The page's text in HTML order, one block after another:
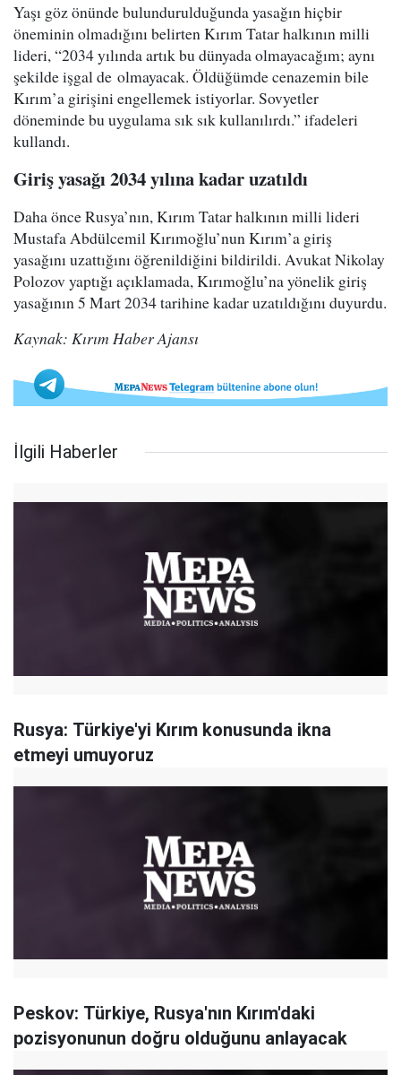
Yaşı göz önünde bulundurulduğunda yasağın hiçbir
öneminin olmadığını belirten Kırım Tatar halkının milli
lideri, “2034 yılında artık bu dünyada olmayacağım; aynı
şekilde işgal de olmayacak. Öldüğümde cenazemin bile
Kırım’a girişini engellemek istiyorlar. Sovyetler
döneminde bu uygulama sık sık kullanılırdı.” ifadeleri
kullandı.
Giriş yasağı 2034 yılına kadar uzatıldı
Daha önce Rusya’nın, Kırım Tatar halkının milli lideri
Mustafa Abdülcemil Kırımoğlu’nun Kırım’a giriş
yasağını uzattığını öğrenildiğini bildirildi. Avukat Nikolay
Polozov yaptığı açıklamada, Kırımoğlu’na yönelik giriş
yasağının 5 Mart 2034 tarihine kadar uzatıldığını duyurdu.
Kaynak: Kırım Haber Ajansı
İlgili Haberler
Rusya: Türkiye'yi Kırım konusunda ikna
etmeyi umuyoruz
Peskov: Türkiye, Rusya'nın Kırım'daki
pozisyonunun doğru olduğunu anlayacak